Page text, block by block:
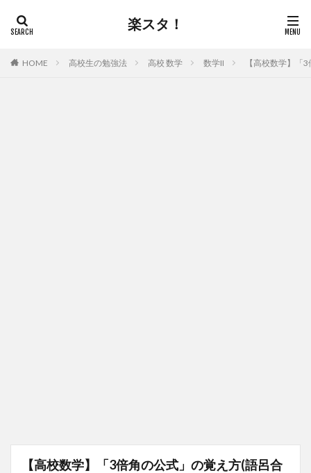
楽スタ！
HOME 高校生の勉強法 高校 数学 数学II 【高校数学】「
【高校数学】「3倍角の公式」の覚え方(語呂合